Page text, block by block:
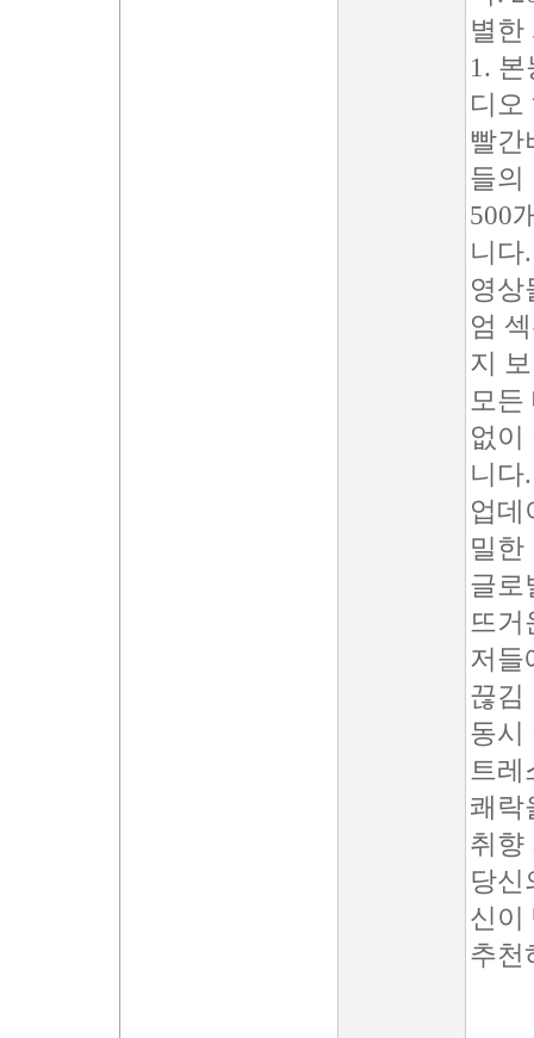
별한
1.
디오
빨간
들의
500
니다
영상
엄
지
모
없이
니다.
업데
밀한
글로
뜨거
저들
끊김
동시
트
쾌락
취향
당신
신이
추천